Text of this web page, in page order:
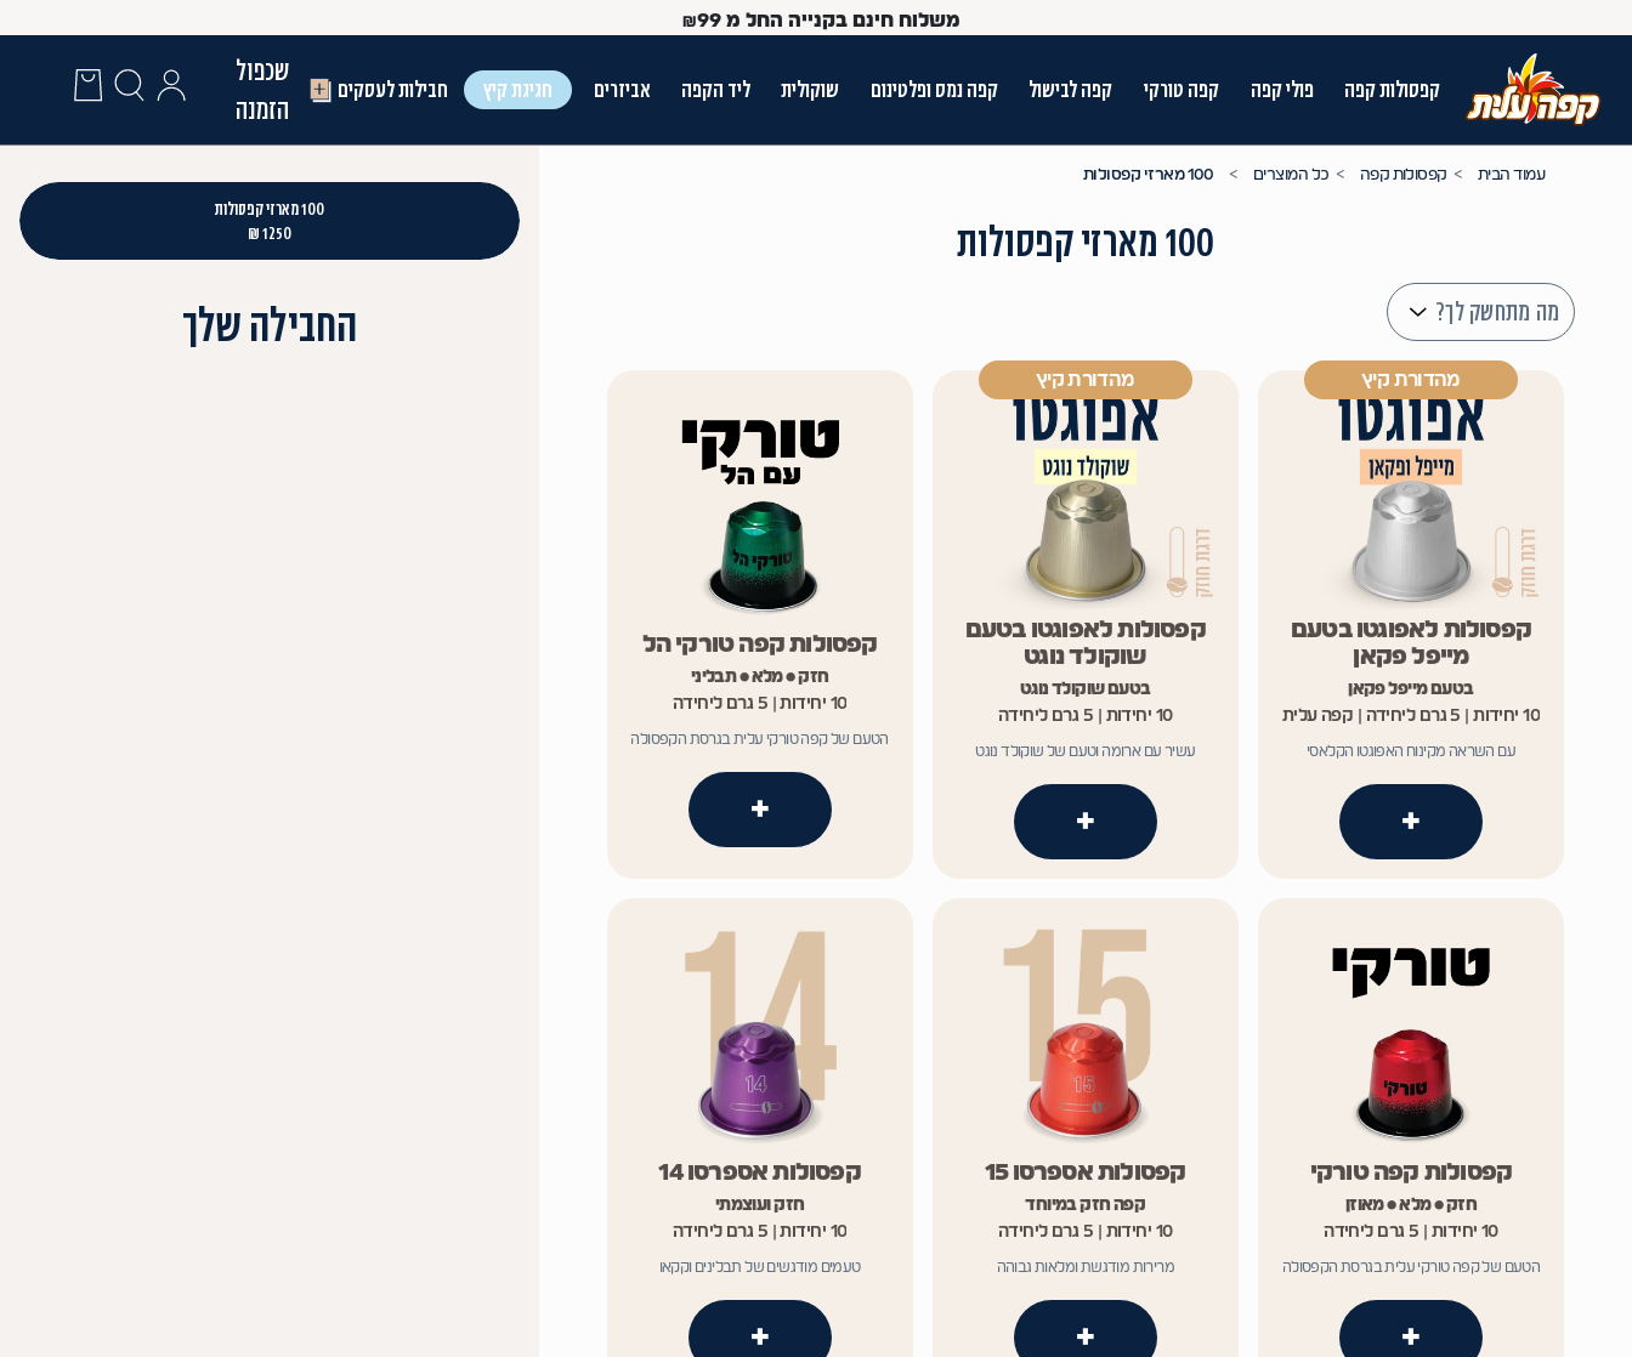
משלוח חינם בקנייה החל מ ₪99
קפסולות קפה פולי קפה קפה טורקי קפה לבישול קפה נמס ופלטינום שוקולית ליד הקפה אביזרים חגיגת קיץ חבילות לעסקים
על מנת לנווט בתת תפריט יש להשתמש במקש הטאב
שכפול
הזמנה
Use Up and Down arrow keys to navigate search results.
עמוד הבית קפסולות קפה כל המוצרים 100 מארזי קפסולות
100 מארזי קפסולות
מה מתחשק לך?
מהדורת קיץ
קפסולות לאפוגטו בטעם
מייפל פקאן
בטעם מייפל פקאן
10 יחידות | 5 גרם ליחידה | קפה עלית
עם השראה מקינוח האפוגטו הקלאסי
+
מהדורת קיץ
קפסולות לאפוגטו בטעם
שוקולד נוגט
בטעם שוקולד נוגט
10 יחידות | 5 גרם ליחידה
עשיר עם ארומה וטעם של שוקולד נוגט
+
קפסולות קפה טורקי הל
חזק • מלא • תבליני
10 יחידות | 5 גרם ליחידה
הטעם של קפה טורקי עלית בגרסת הקפסולה
+
קפסולות קפה טורקי
חזק • מלא • מאוזן
10 יחידות | 5 גרם ליחידה
הטעם של קפה טורקי עלית בגרסת הקפסולה
+
קפסולות אספרסו 15
קפה חזק במיוחד
10 יחידות | 5 גרם ליחידה
מרירות מודגשת ומלאות גבוהה
+
קפסולות אספרסו 14
חזק ועוצמתי
10 יחידות | 5 גרם ליחידה
טעמים מודגשים של תבלינים וקקאו
+
100 מארזי קפסולות
1250 ₪
החבילה שלך